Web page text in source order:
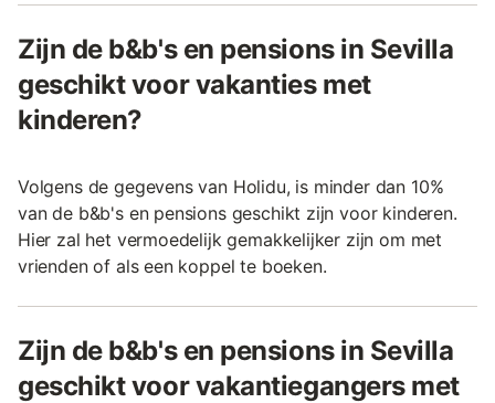
Zijn de b&b's en pensions in Sevilla
geschikt voor vakanties met
kinderen?
Volgens de gegevens van Holidu, is minder dan 10%
van de b&b's en pensions geschikt zijn voor kinderen.
Hier zal het vermoedelijk gemakkelijker zijn om met
vrienden of als een koppel te boeken.
Zijn de b&b's en pensions in Sevilla
geschikt voor vakantiegangers met